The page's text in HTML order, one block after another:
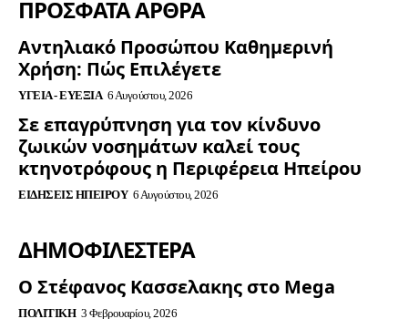
ΠΡΟΣΦΑΤΑ ΑΡΘΡΑ
Αντηλιακό Προσώπου Καθημερινή
Χρήση: Πώς Επιλέγετε
ΥΓΕΊΑ - ΕΥΕΞΊΑ 6 Αυγούστου, 2026
Σε επαγρύπνηση για τον κίνδυνο
ζωικών νοσημάτων καλεί τους
κτηνοτρόφους η Περιφέρεια Ηπείρου
ΕΙΔΉΣΕΙΣ ΗΠΕΊΡΟΥ 6 Αυγούστου, 2026
ΔΗΜΟΦΙΛΈΣΤΕΡΑ
Ο Στέφανος Κασσελακης στο Mega
ΠΟΛΙΤΙΚΉ 3 Φεβρουαρίου, 2026